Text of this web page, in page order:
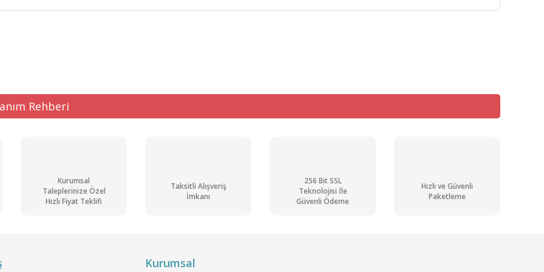
Rehberi
Kurumsal
Taleplerinize Özel
Hızlı Fiyat Teklifi
Taksitli Alışveriş
İmkanı
256 Bit SSL
Teknolojisi İle
Güvenli Ödeme
Hızlı ve Güvenli
Paketleme
Kurumsal